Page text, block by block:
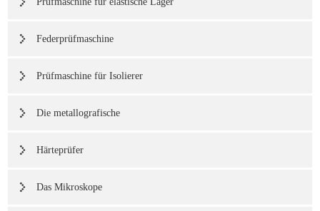
Federprüfmaschine
Prüfmaschine für Isolierer
Die metallografische
Härteprüfer
Das Mikroskope